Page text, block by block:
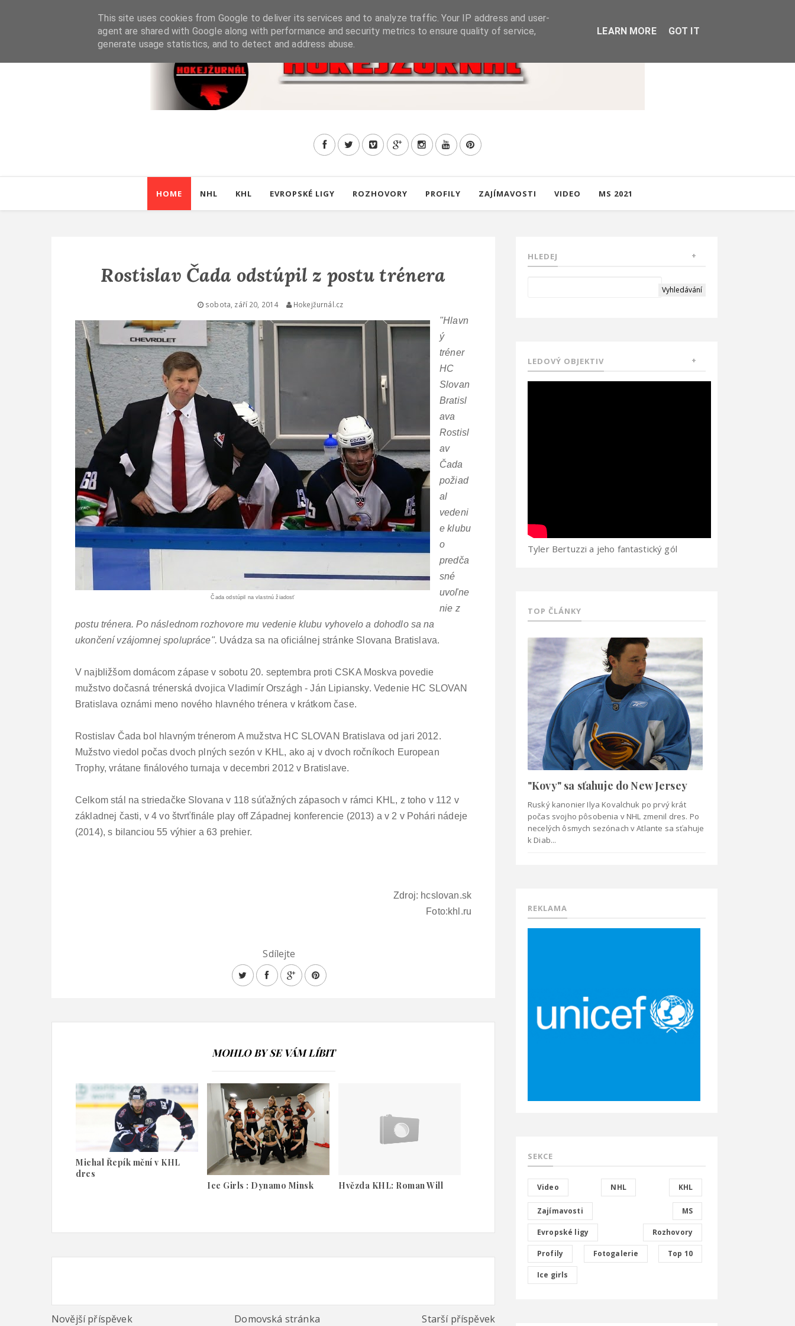
HOME NHL KHL EVROPSKÉ LIGY ROZHOVORY PROFILY ZAJÍMAVOSTI VIDEO MS 2021
Rostislav Čada odstúpil z postu trénera
sobota, září 20, 2014 Hokejžurnál.cz
Čada odstúpil na vlastnú žiadosť
"Hlavn
ý
tréner
HC
Slovan
Bratisl
ava
Rostisl
av
Čada
požiad
al
vedeni
e klubu
o
predča
sné
uvoľne
nie z
postu trénera. Po následnom rozhovore mu vedenie klubu vyhovelo a dohodlo sa na
ukončení vzájomnej spolupráce". Uvádza sa na oficiálnej stránke Slovana Bratislava.
V najbližšom domácom zápase v sobotu 20. septembra proti CSKA Moskva povedie
mužstvo dočasná trénerská dvojica Vladimír Országh - Ján Lipiansky. Vedenie HC SLOVAN
Bratislava oznámi meno nového hlavného trénera v krátkom čase.
Rostislav Čada bol hlavným trénerom A mužstva HC SLOVAN Bratislava od jari 2012.
Mužstvo viedol počas dvoch plných sezón v KHL, ako aj v dvoch ročníkoch European
Trophy, vrátane finálového turnaja v decembri 2012 v Bratislave.
Celkom stál na striedačke Slovana v 118 súťažných zápasoch v rámci KHL, z toho v 112 v
základnej časti, v 4 vo štvrťfinále play off Západnej konferencie (2013) a v 2 v Pohári nádeje
(2014), s bilanciou 55 výhier a 63 prehier.
Zdroj: hcslovan.sk
Foto:khl.ru
Sdílejte
MOHLO BY SE VÁM LÍBIT
Michal Řepík mění v KHL
dres
Ice Girls : Dynamo Minsk
Hvězda KHL: Roman Will
Novější příspěvek Domovská stránka Starší příspěvek
HLEDEJ
LEDOVÝ OBJEKTIV
Tyler Bertuzzi a jeho fantastický gól
TOP ČLÁNKY
"Kovy" sa sťahuje do New Jersey
Ruský kanonier Ilya Kovalchuk po prvý krát
počas svojho pôsobenia v NHL zmenil dres. Po
necelých ôsmych sezónach v Atlante sa sťahuje
k Diab...
REKLAMA
SEKCE
Video NHL KHL
Zajímavosti MS
Evropské ligy Rozhovory
Profily Fotogalerie Top 10
Ice girls
This site uses cookies from Google to deliver its services and to analyze traffic. Your IP address and user-
agent are shared with Google along with performance and security metrics to ensure quality of service,
generate usage statistics, and to detect and address abuse.
LEARN MORE GOT IT